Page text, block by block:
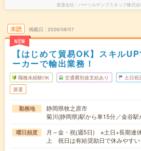
派遣会社 パーソルテンプスタッフ株式
未読
NEW
掲載日 2026/08/07
【はじめて貿易OK】スキル
ーカーで輸出業務！
職種未経験OK 交通費別途支給あり 土日祝
派遣
勤務地
静岡県牧之原市
菊川(静岡県)駅から車15分／金谷
曜日頻度
月～金・祝(週5日) ※土日+長期連
上 祝日は有給奨励日で休みやすい